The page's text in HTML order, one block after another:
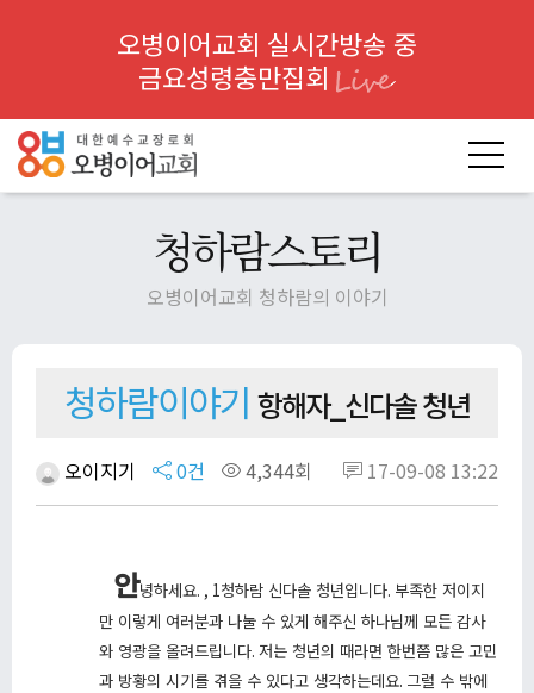
오병이어교회 실시간방송 중
금요성령충만집회
청하람스토리
오병이어교회 청하람의 이야기
청하람이야기 항해자_신다솔 청년
오이지기 0건 4,344회 17-09-08 13:22
안녕하세요. , 1청하람 신다솔 청년입니다. 부족한 저이지
만 이렇게 여러분과 나눌 수 있게 해주신 하나님께 모든 감사
와 영광을 올려드립니다.저는 청년의 때라면 한번쯤 많은 고민
과 방황의 시기를 겪을 수 있다고 생각하는데요. 그럴 수 밖에